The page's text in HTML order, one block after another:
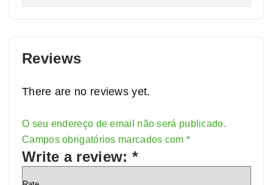
Reviews
There are no reviews yet.
O seu endereço de email não será publicado.
Campos obrigatórios marcados com *
Write a review: *
Alternative: